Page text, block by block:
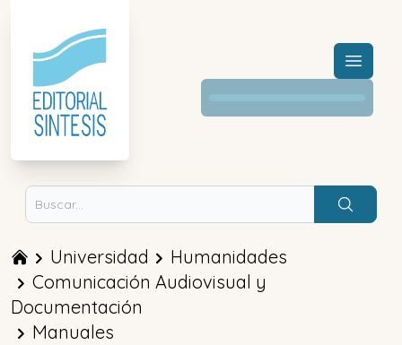
Menú
Buscar
Universidad
Humanidades
Comunicación Audiovisual y
Documentación
Manuales